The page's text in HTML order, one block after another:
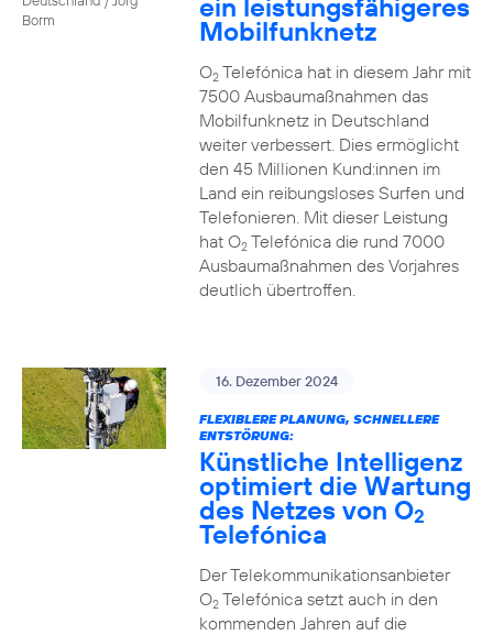
Borm
ein leistungsfähigeres
Mobilfunknetz
O2Telefónica hat in diesem Jahr mit
7500 Ausbaumaßnahmen das
Mobilfunknetz in Deutschland
weiter verbessert. Dies ermöglicht
den 45 Millionen Kund:innen im
Land ein reibungsloses Surfen und
Telefonieren. Mit dieser Leistung
hat O2Telefónica die rund 7000
Ausbaumaßnahmen des Vorjahres
deutlich übertroffen.
16. Dezember 2024
FLEXIBLERE PLANUNG, SCHNELLERE
ENTSTÖRUNG:
Künstliche Intelligenz
optimiert die Wartung
des Netzes von O2
Telefónica
Der Telekommunikationsanbieter
O2Telefónica setzt auch in den
kommenden Jahren auf die